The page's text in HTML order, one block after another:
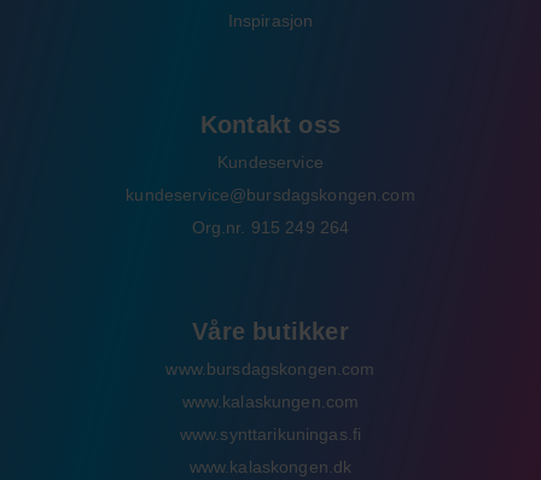
Inspirasjon
Kontakt oss
Kundeservice
kundeservice@bursdagskongen.com
Org.nr. 915 249 264
Våre butikker
www.bursdagskongen.com
www.kalaskungen.com
www.synttarikuningas.fi
www.kalaskongen.dk